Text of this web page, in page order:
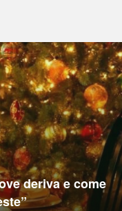
deriva e come